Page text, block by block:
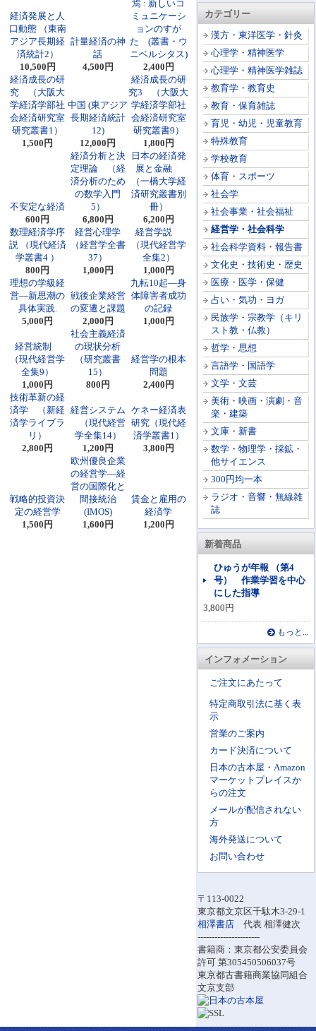
カテゴリー
漢方・東洋医学・針灸
心理学・精神医学
心理学・精神医学雑誌
教育学・教育史
教育・保育雑誌
育児・幼児・児童教育
特殊教育
学校教育
体育・スポーツ
社会学
社会事業・社会福祉
経営学・社会科学
社会科学資料・報告書
文化史・技術史・歴史
医療・医学・保健
占い・気功・ヨガ
民族学・宗教学（キリ
スト教・仏教）
哲学・思想
言語学・国語学
文学・文芸
美術・映画・演劇・音
楽・建築
文庫・新書
数学・物理学・採鉱・
他サイエンス
300円均一本
ラジオ・音響・無線雑
誌
新着商品
ひゅうが年報 （第4
号） 作業学習を中心
にした指導
3,800円
もっと...
インフォメーション
ご注文にあたって
特定商取引法に基く表
示
営業のご案内
カード決済について
日本の古本屋・Amazon
マーケットプレイスか
らの注文
メールが配信されない
方
海外発送について
お問い合わせ
〒113-0022
東京都文京区千駄木3-29-1
相澤書店 代表 相澤健次
----------------------
書籍商：東京都公安委員会
許可 第305450506037号
東京都古書籍商業協同組合
文京支部
経済発展と人
口動態 （東南
アジア長期経
済統計2）
10,500円
計量経済の神
話
4,500円
焉 : 新しいコ
ミュニケーシ
ョンのすが
た (叢書・ウ
ニベルシタス)
2,400円
経済成長の研
究 （大阪大
学経済学部社
会経済研究室
研究叢書1）
1,500円
中国 (東アジア
長期経済統計
12)
12,000円
経済成長の研
究3 （大阪大
学経済学部社
会経済研究室
研究叢書9）
1,800円
不安定な経済
600円
経済分析と決
定理論 （経
済分析のため
の数学入門
5）
6,800円
日本の経済発
展と金融
（一橋大学経
済研究叢書別
冊）
6,200円
数理経済学序
説 （現代経済
学叢書4 ）
800円
経営心理学
（経営学全書
37）
1,000円
経営学説
（現代経営学
全集2）
1,000円
理想の学級経
営―新思潮の
具体実践.
5,000円
戦後企業経営
の変遷と課題
2,000円
九転10起―身
体障害者成功
の記録
1,000円
経営統制
（現代経営学
全集9）
1,000円
社会主義経済
の現状分析
（研究叢書
15）
800円
経営学の根本
問題
2,400円
技術革新の経
済学 （新経
済学ライブラ
リ）
2,800円
経営システム
（現代経営
学全集14）
1,200円
ケネー経済表
研究（現代経
済学叢書1）
3,800円
戦略的投資決
定の経営学
1,500円
欧州優良企業
の経営学―経
営の国際化と
間接統治
(IMOS)
1,600円
賃金と雇用の
経済学
1,200円